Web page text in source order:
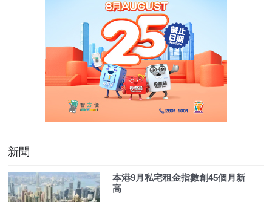
新聞
本港9月私宅租金指數創45個月新
高